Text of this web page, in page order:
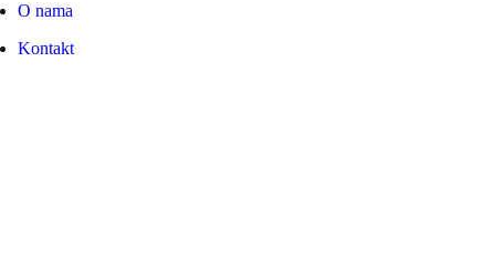
O nama
Kontakt